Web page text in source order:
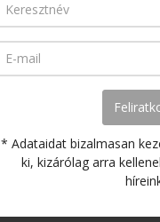
* Adataidat bizalmasan
ki, kizárólag arra